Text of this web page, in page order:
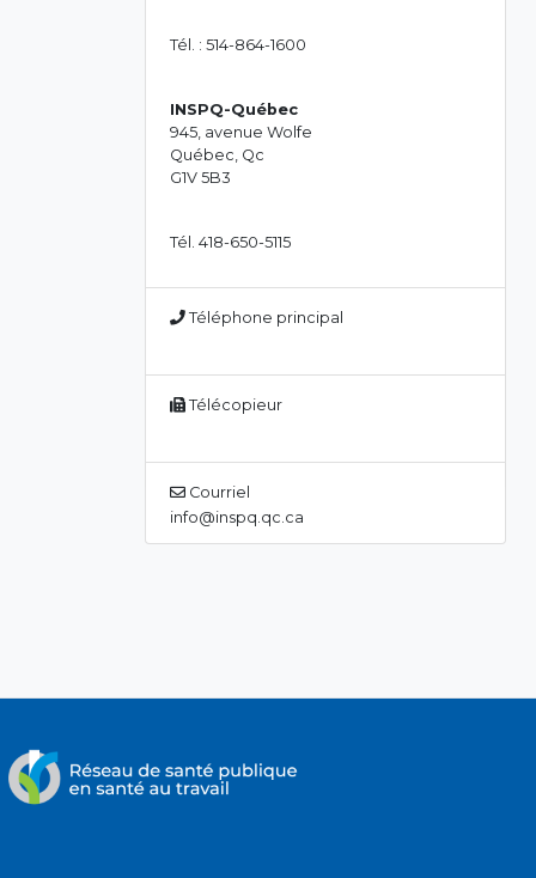
Tél. : 514-864-1600
INSPQ-Québec
945, avenue Wolfe
Québec, Qc
G1V 5B3
Tél. 418-650-5115
Téléphone principal
Télécopieur
Courriel
info@inspq.qc.ca